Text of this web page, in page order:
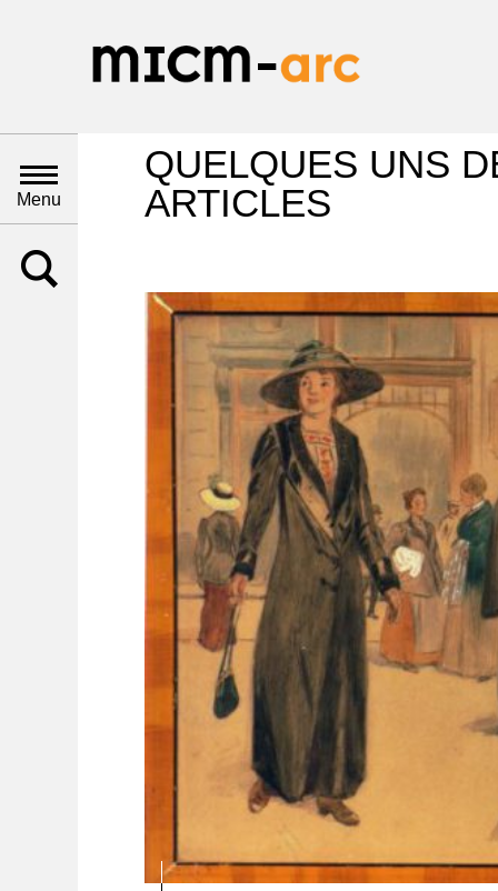
Menu
QUELQUES UNS
ARTICLES